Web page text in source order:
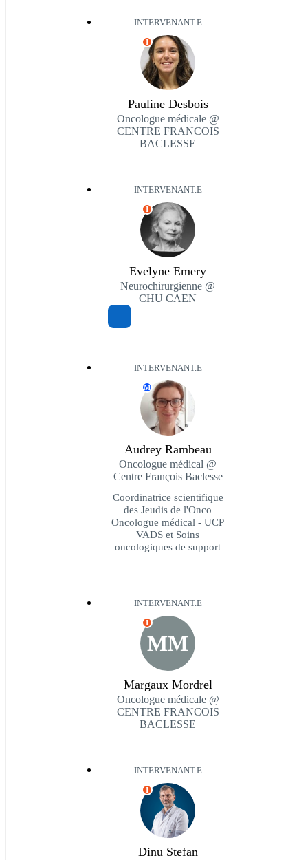
INTERVENANT.E
I
Pauline Desbois
Oncologue médicale @
CENTRE FRANCOIS
BACLESSE
INTERVENANT.E
I
Evelyne Emery
Neurochirurgienne @
CHU CAEN
INTERVENANT.E
M
Audrey Rambeau
Oncologue médical @
Centre François Baclesse
Coordinatrice scientifique
des Jeudis de l'Onco
Oncologue médical - UCP
VADS et Soins
oncologiques de support
INTERVENANT.E
MM
I
Margaux Mordrel
Oncologue médicale @
CENTRE FRANCOIS
BACLESSE
INTERVENANT.E
I
Dinu Stefan